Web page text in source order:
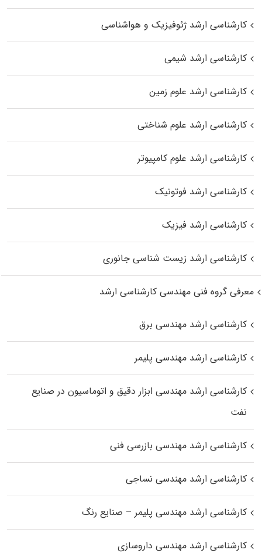
کارشناسی ارشد ژئوفیزیک و هواشناسی
کارشناسی ارشد شیمی
کارشناسی ارشد علوم زمین
کارشناسی ارشد علوم شناختی
کارشناسی ارشد علوم کامپیوتر
کارشناسی ارشد فوتونیک
کارشناسی ارشد فیزیک
کارشناسی ارشد زیست‌ شناسی جانوری
معرفی گروه فنی مهندسی کارشناسی ارشد
کارشناسی ارشد مهندسی برق
کارشناسی ارشد مهندسی پلیمر
کارشناسی ارشد مهندسی ابزار دقیق و اتوماسیون در صنایع
نفت
کارشناسی ارشد مهندسی بازرسی فنی
کارشناسی ارشد مهندسی نساجی
کارشناسی ارشد مهندسی پلیمر – صنایع رنگ
کارشناسی ارشد مهندسی داروسازی